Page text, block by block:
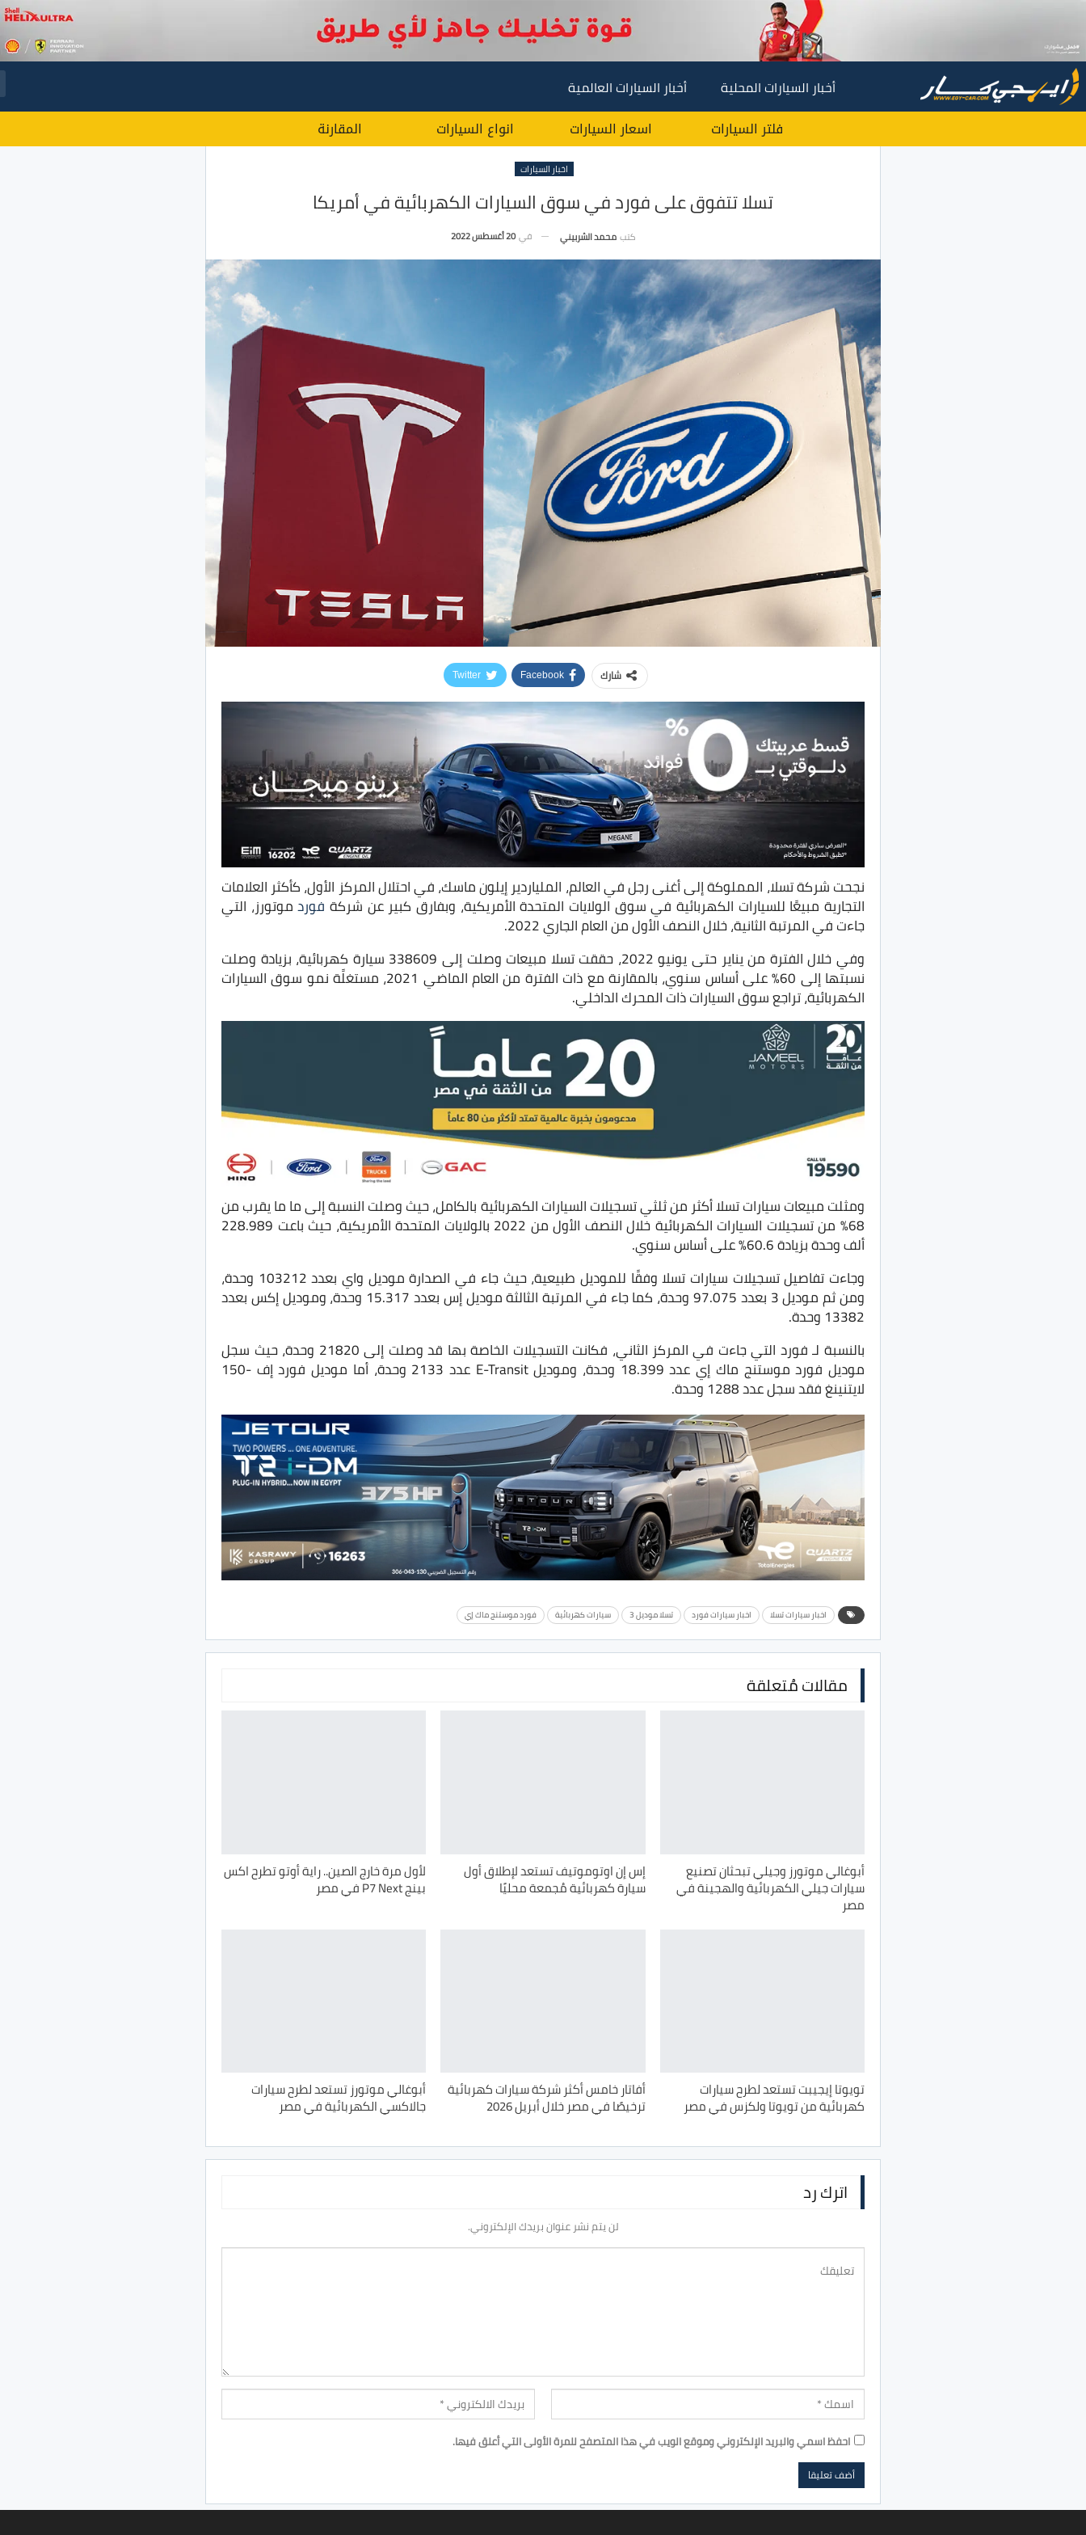
أخبار السيارات المحلية أخبار السيارات العالمية
فلتر السيارات اسعار السيارات انواع السيارات المقارنة
اخبار السيارات
تسلا تتفوق على فورد في سوق السيارات الكهربائية في أمريكا
كتب محمد الشربيني في 20 أغسطس 2022
شارك Facebook
Twitter
نجحت شركة تسلا، المملوكة إلى أغنى رجل في العالم، الملياردير إيلون ماسك، في احتلال المركز الأول، كأكثر العلامات
التجارية مبيعًا للسيارات الكهربائية في سوق الولايات المتحدة الأمريكية، وبفارق كبير عن شركة فوردموتورز، التي
جاءت في المرتبة الثانية، خلال النصف الأول من العام الجاري 2022.
وفي خلال الفترة من يناير حتى يونيو 2022، حققت تسلا مبيعات وصلت إلى 338609 سيارة كهربائية، بزيادة وصلت
نسبتها إلى 60% على أساس سنوي، بالمقارنة مع ذات الفترة من العام الماضي 2021، مستغلًة نمو سوق السيارات
الكهربائية، تراجع سوق السيارات ذات المحرك الداخلي.
ومثلت مبيعات سيارات تسلا أكثر من ثلثي تسجيلات السيارات الكهربائية بالكامل، حيث وصلت النسبة إلى ما ما يقرب من
68% من تسجيلات السيارات الكهربائية خلال النصف الأول من 2022 بالولايات المتحدة الأمريكية، حيث باعت 228.989
ألف وحدة بزيادة 60.6% على أساس سنوي.
وجاءت تفاصيل تسجيلات سيارات تسلا وفقًا للموديل طبيعية، حيث جاء في الصدارة موديل واي بعدد 103212 وحدة،
ومن ثم موديل 3 بعدد 97.075 وحدة، كما جاء في المرتبة الثالثة موديل إس بعدد 15.317 وحدة، وموديل إكس بعدد
13382 وحدة.
بالنسبة لـ فورد التي جاءت في المركز الثاني، فكانت التسجيلات الخاصة بها قد وصلت إلى 21820 وحدة، حيث سجل
موديل فورد موستنج ماك إي عدد 18.399 وحدة، وموديل E-Transit عدد 2133 وحدة، أما موديل فورد إف -150
لايتنينغ فقد سجل عدد 1288 وحدة.
اخبار سيارات تسلا اخبار سيارات فورد تسلا موديل 3 سيارات كهربائية فورد موستنج ماك إي
مقالات مُتعلقة
أبوغالي موتورز وجيلي تبحثان تصنيع
سيارات جيلي الكهربائية والهجينة في
مصر
إس إن اوتوموتيف تستعد لإطلاق أول
سيارة كهربائية مُجمعة محليًا
لأول مرة خارج الصين.. راية أوتو تطرح اكس
بينج P7 Next في مصر
تويوتا إيجيبت تستعد لطرح سيارات
كهربائية من تويوتا ولكزس في مصر
أفاتار خامس أكثر شركة سيارات كهربائية
ترخيصًا في مصر خلال أبريل 2026
أبوغالي موتورز تستعد لطرح سيارات
جالاكسي الكهربائية في مصر
اترك رد
لن يتم نشر عنوان بريدك الإلكتروني.
احفظ اسمي والبريد الإلكتروني وموقع الويب في هذا المتصفح للمرة الأولى التي أعلق فيها.